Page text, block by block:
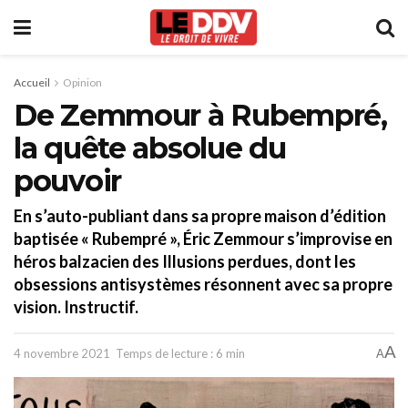
Accueil Opinion
De Zemmour à Rubempré,
la quête absolue du
pouvoir
En s’auto-publiant dans sa propre maison d’édition
baptisée « Rubempré », Éric Zemmour s’improvise en
héros balzacien des Illusions perdues, dont les
obsessions antisystèmes résonnent avec sa propre
vision. Instructif.
4 novembre 2021 Temps de lecture : 6 min AA